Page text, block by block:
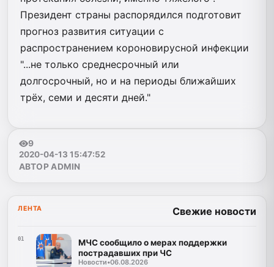
Президент страны распорядился подготовит
прогноз развития ситуации с
распространением короновирусной инфекции
"...не только среднесрочный или
долгосрочный, но и на периоды ближайших
трёх, семи и десяти дней."
9
2020-04-13 15:47:52
АВТОР ADMIN
ЛЕНТА Свежие новости
01
МЧС сообщило о мерах поддержки
пострадавших при ЧС
Новости•06.08.2026